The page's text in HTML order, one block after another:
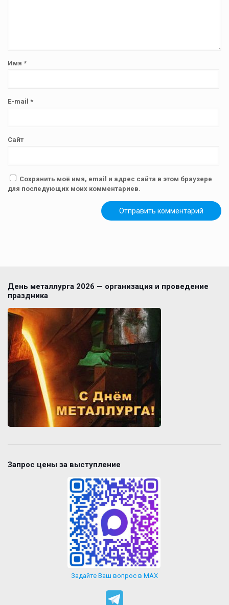
Имя *
E-mail *
Сайт
Сохранить моё имя, email и адрес сайта в этом браузере
для последующих моих комментариев.
День металлурга 2026 — организация и проведение
праздника
Запрос цены за выступление
Задайте Ваш вопрос в MAX